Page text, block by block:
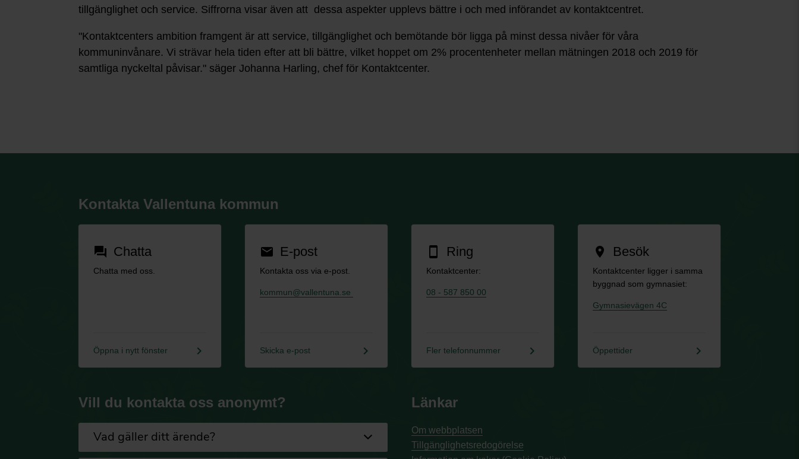
tillgänglighet och service. Siffrorna visar även att dessa aspekter upplevs bättre i och med införandet av kontaktcentret.
"Kontaktcenters ambition framgent är att service, tillgänglighet och bemötande bör ligga på minst dessa nivåer för våra
kommuninvånare. Vi strävar hela tiden efter att bli bättre, vilket hoppet om 2% procentenheter mellan mätningen 2018 och 2019 för
samtliga nyckeltal påvisar." säger Johanna Harling, chef för Kontaktcenter.
Kontakta Vallentuna kommun
forum Chatta
Chatta med oss.
Öppna i nytt fönster keyboard_arrow_right
email E-post
Kontakta oss via e-post.
kommun@vallentuna.se
Skicka e-post keyboard_arrow_right
smartphone Ring
Kontaktcenter:
08 - 587 850 00
Fler telefonnummer keyboard_arrow_right
location_on Besök
Kontaktcenter ligger i samma
byggnad som gymnasiet:
Gymnasievägen 4C
Öppettider keyboard_arrow_right
Vill du kontakta oss anonymt? Länkar
Om webbplatsen
Tillgänglighetsredogörelse